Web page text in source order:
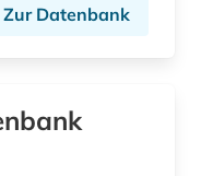
(dunhuang) (1)
Zur Datenbank